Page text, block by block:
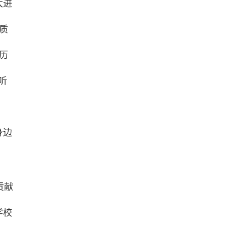
进
边
献
校